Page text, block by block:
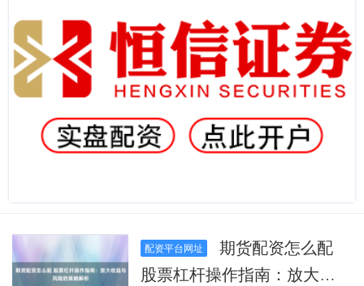
配资平台网址
期货配资怎么配
股票杠杆操作指南：放大收